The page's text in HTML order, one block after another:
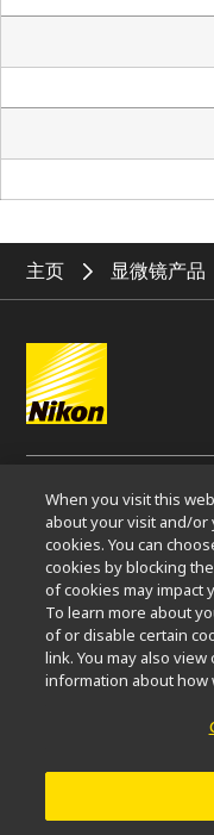
主页 显微镜产品
微信
关于我们
活动可持续发展
相关网站
When you visit this
about your visit and/
cookies. You can
cookies by blocking
of cookies may impact
To learn more about
of or disable certain
link. You may also
information about how